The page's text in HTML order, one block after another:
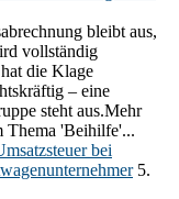
bleibt aus,
vollständig
die Klage
– eine
steht aus.Mehr
Thema 'Beihilfe'...
bei
5.